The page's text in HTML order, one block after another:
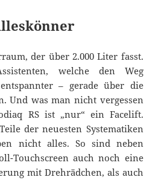
der über 2.000 Liter fasst.
welche den Weg
– gerade über die
Und was man nicht vergessen
RS ist „nur“ ein Facelift.
der neuesten Systematiken
nicht alles. So sind neben
Touchscreen auch noch eine
mit Drehrädchen, als auch